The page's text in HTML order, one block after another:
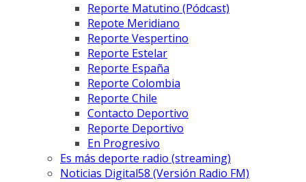
Reporte Matutino (Pódcast)
Repote Meridiano
Reporte Vespertino
Reporte Estelar
Reporte España
Reporte Colombia
Reporte Chile
Contacto Deportivo
Reporte Deportivo
En Progresivo
Es más deporte radio (streaming)
Noticias Digital58 (Versión Radio FM)